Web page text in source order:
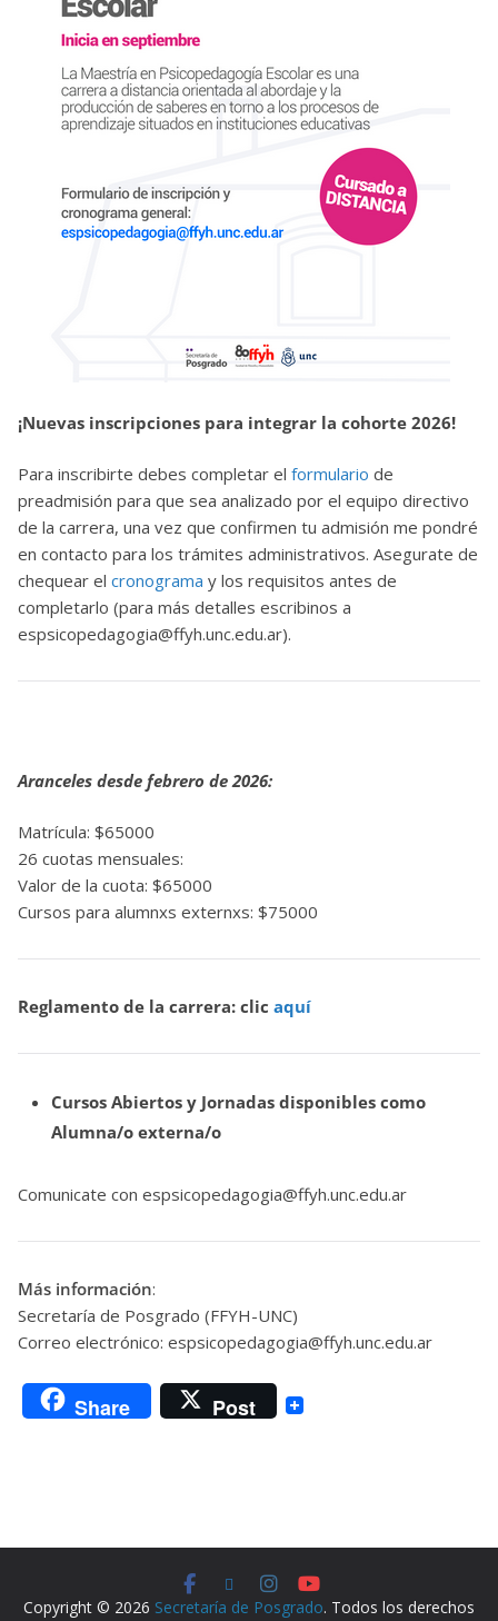
¡Nuevas inscripciones para integrar la cohorte 2026!
Para inscribirte debes completar el formulario de
preadmisión para que sea analizado por el equipo directivo
de la carrera, una vez que confirmen tu admisión me pondré
en contacto para los trámites administrativos. Asegurate de
chequear el cronograma y los requisitos antes de
completarlo (para más detalles escribinos a
espsicopedagogia@ffyh.unc.edu.ar).
Aranceles desde febrero de 2026:
Matrícula: $65000
26 cuotas mensuales:
Valor de la cuota: $65000
Cursos para alumnxs externxs: $75000
Reglamento de la carrera: clic aquí
Cursos Abiertos y Jornadas disponibles como
Alumna/o externa/o
Comunicate con espsicopedagogia@ffyh.unc.edu.ar
Más información:
Secretaría de Posgrado (FFYH-UNC)
Correo electrónico: espsicopedagogia@ffyh.unc.edu.ar
Share Post
Copyright © 2026 Secretaría de Posgrado. Todos los derechos